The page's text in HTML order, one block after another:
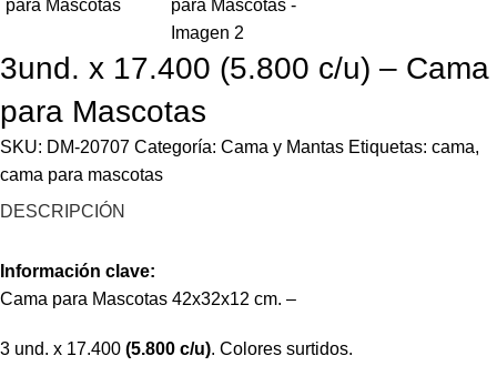
3und. x 17.400 (5.800 c/u) – Cama
para Mascotas
SKU: DM-20707 Categoría: Cama y Mantas Etiquetas: cama,
cama para mascotas
DESCRIPCIÓN
Información clave:
Cama para Mascotas 42x32x12 cm. –
3 und. x 17.400 (5.800 c/u). Colores surtidos.